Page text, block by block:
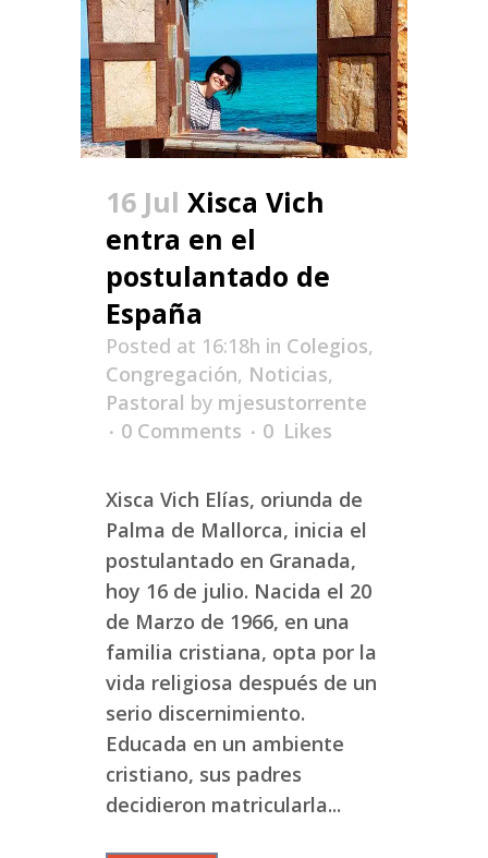
16 Jul Xisca Vich
entra en el
postulantado de
España
Posted at 16:18h in Colegios,
Congregación, Noticias,
Pastoral by mjesustorrente
0 Comments
0 Likes
Xisca Vich Elías, oriunda de
Palma de Mallorca, inicia el
postulantado en Granada,
hoy 16 de julio. Nacida el 20
de Marzo de 1966, en una
familia cristiana, opta por la
vida religiosa después de un
serio discernimiento.
Educada en un ambiente
cristiano, sus padres
decidieron matricularla...